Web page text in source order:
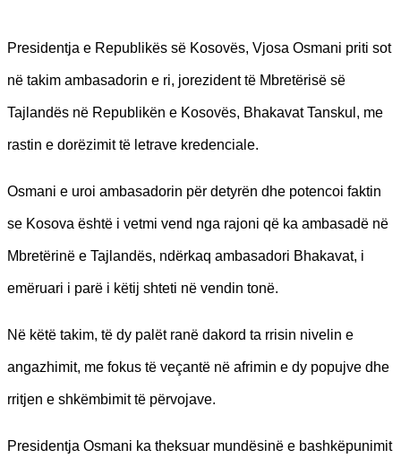
Presidentja e Republikës së Kosovës, Vjosa Osmani priti sot
në takim ambasadorin e ri, jorezident të Mbretërisë së
Tajlandës në Republikën e Kosovës, Bhakavat Tanskul, me
rastin e dorëzimit të letrave kredenciale.
Osmani e uroi ambasadorin për detyrën dhe potencoi faktin
se Kosova është i vetmi vend nga rajoni që ka ambasadë në
Mbretërinë e Tajlandës, ndërkaq ambasadori Bhakavat, i
emëruari i parë i këtij shteti në vendin tonë.
Në këtë takim, të dy palët ranë dakord ta rrisin nivelin e
angazhimit, me fokus të veçantë në afrimin e dy popujve dhe
rritjen e shkëmbimit të përvojave.
Presidentja Osmani ka theksuar mundësinë e bashkëpunimit